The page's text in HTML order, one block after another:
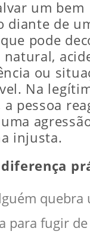
um bem
diante de
pode
natural,
ou
Na
a pessoa
injusta.
quebra
para fugir